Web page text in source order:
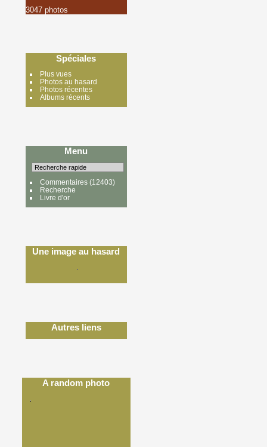
3047 photos
Spéciales
Plus vues
Photos au hasard
Photos récentes
Albums récents
Menu
Commentaires(12403)
Recherche
Livre d'or
Une image au hasard
Autres liens
A random photo